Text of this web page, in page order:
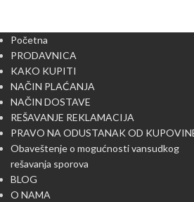
Početna
PRODAVNICA
KAKO KUPITI
NAČIN PLAĆANJA
NAČIN DOSTAVE
REŠAVANJE REKLAMACIJA
PRAVO NA ODUSTANAK OD
Obaveštenje o mogućnosti vansudkog
rešavanja sporova
BLOG
O NAMA